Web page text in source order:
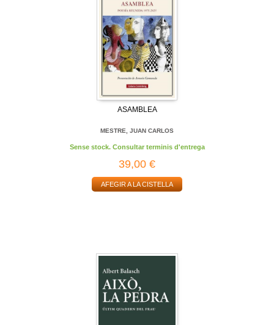
ASAMBLEA
MESTRE, JUAN CARLOS
Sense stock. Consultar terminis d'entrega
39,00 €
AFEGIR A LA CISTELLA